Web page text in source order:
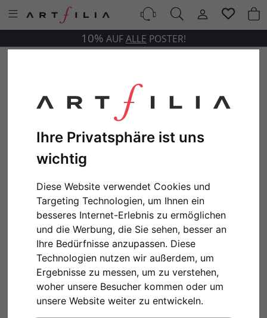
Ihre Privatsphäre ist uns
wichtig
Diese Website verwendet Cookies und
Targeting Technologien, um Ihnen ein
besseres Internet-Erlebnis zu ermöglichen
und die Werbung, die Sie sehen, besser an
Ihre Bedürfnisse anzupassen. Diese
Technologien nutzen wir außerdem, um
Ergebnisse zu messen, um zu verstehen,
woher unsere Besucher kommen oder um
unsere Website weiter zu entwickeln.
10% AUFALLE POSTER!